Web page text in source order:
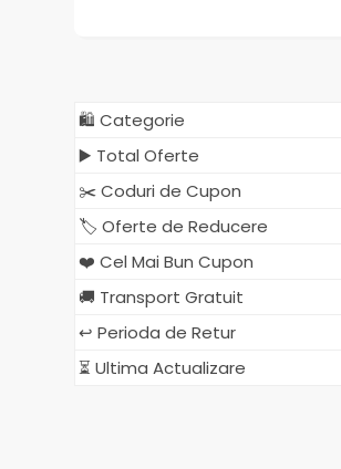
🛍️ Categorie
▶️ Total Oferte
✂️ Coduri de Cupon
🏷️ Oferte de Reducere
❤️ Cel Mai Bun Cupon
🚚 Transport Gratuit
↩️ Perioda de Retur
⏳ Ultima Actualizare